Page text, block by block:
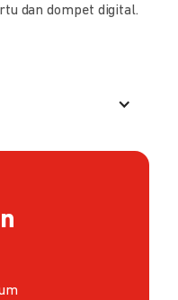
dan dompet digital.